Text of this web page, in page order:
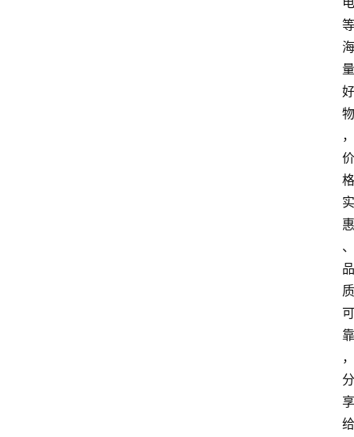
等
海
量
好
物
，
价
格
实
惠
、
品
质
可
靠
，
分
享
给